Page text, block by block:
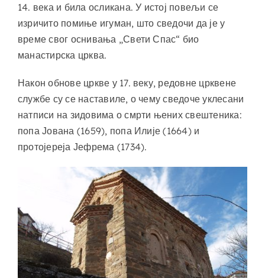
14. века и била осликана. У истој повељи се
изричито помиње игуман, што сведочи да је у
време свог оснивања „Свети Спас“ био
манастирска црква.
Након обнове цркве у 17. веку, редовне црквене
службе су се наставиле, о чему сведоче уклесани
натписи на зидовима о смрти њених свештеника:
попа Јована (1659), попа Илије (1664) и
протојереја Јефрема (1734).